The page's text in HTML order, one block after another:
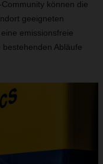
können die
geeigneten
emissionsfreie
Abläufe